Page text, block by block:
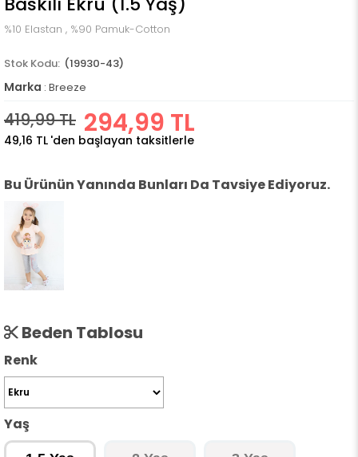
%10 Elastan , %90 Pamuk-Cotton
(19930-43)
Marka : Breeze
419,99 TL 294,99 TL
49,16 TL 'den başlayan taksitlerle
Bu Ürünün Yanında Bunları Da Tavsiye Ediyoruz.
Beden Tablosu
Renk
Yaş